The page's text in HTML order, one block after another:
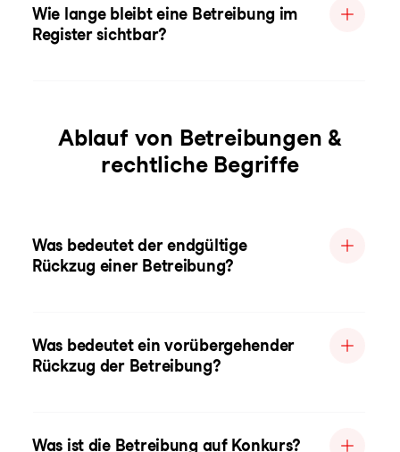
Wie lange bleibt eine Betreibung im
Register sichtbar?
Ablauf von Betreibungen &
rechtliche Begriffe
Was bedeutet der endgültige
Rückzug einer Betreibung?
Was bedeutet ein vorübergehender
Rückzug der Betreibung?
Was ist die Betreibung auf Konkurs?